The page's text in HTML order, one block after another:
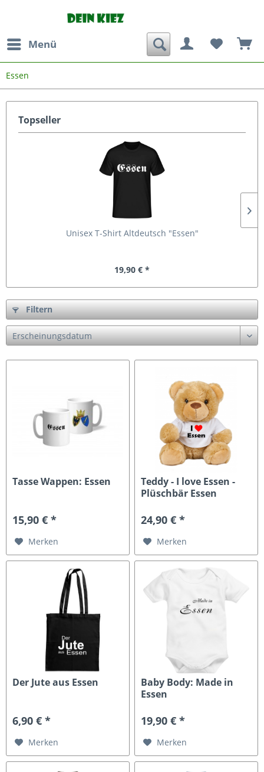
Menü
Essen
Topseller
Unisex T-Shirt Altdeutsch "Essen"
19,90 € *
Filtern
Tasse Wappen: Essen
15,90 € *
Merken
Teddy - I love Essen -
Plüschbär Essen
24,90 € *
Merken
Der Jute aus Essen
6,90 € *
Merken
Baby Body: Made in
Essen
19,90 € *
Merken